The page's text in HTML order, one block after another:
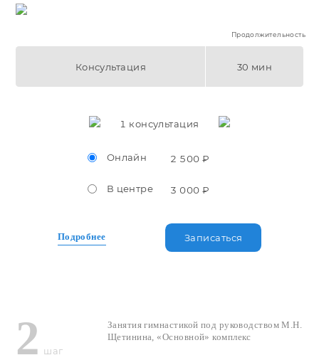
Продолжительность
Консультация 30 мин
1 консультация
Онлайн 2 500 ₽
В центре 3 000 ₽
Подробнее Записаться
2 шаг
Занятия гимнастикой под руководством М.Н.
Щетинина, «Основной» комплекс